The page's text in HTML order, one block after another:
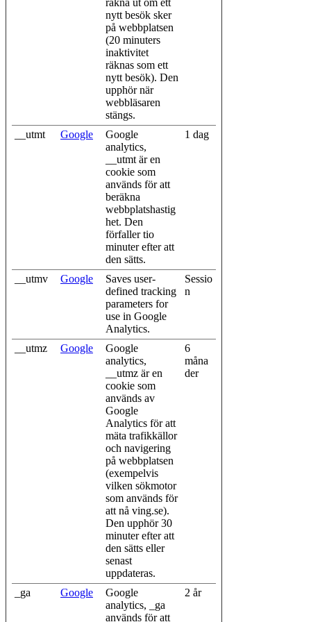
nytt besök sker
på webbplatsen
(20 minuters
inaktivitet
räknas som ett
nytt besök). Den
upphör när
webbläsaren
stängs.
__utmt
Google
Google
analytics,
__utmt är en
cookie som
används för att
beräkna
webbplatshastig
het. Den
förfaller tio
minuter efter att
den sätts.
1 dag
__utmv Google
Saves user-
defined tracking
parameters for
use in Google
Analytics.
Sessio
n
__utmz Google
Google
analytics,
__utmz är en
cookie som
används av
Google
Analytics för att
mäta trafikkällor
och navigering
på webbplatsen
(exempelvis
vilken sökmotor
som används för
att nå ving.se).
Den upphör 30
minuter efter att
den sätts eller
senast
uppdateras.
6
måna
der
_ga Google
Google
analytics, _ga
används för att
2 år